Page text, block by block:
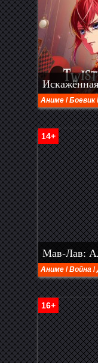
Аниме /Боевик
14+
Мав-Лав:
Аниме /Война /
16+